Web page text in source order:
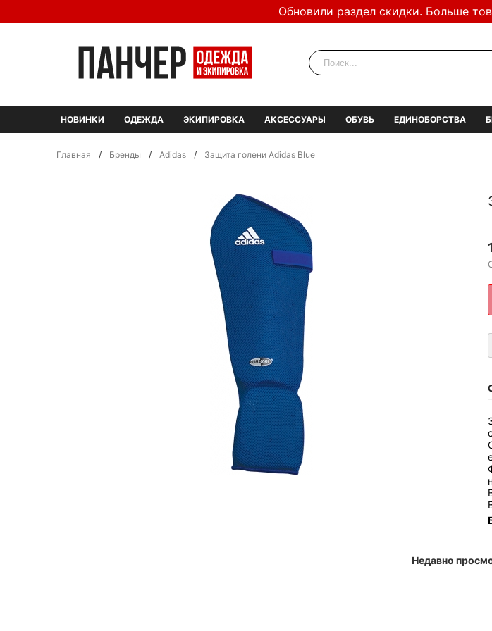
Обновили раздел скидки. Больше
НОВИНКИ ОДЕЖДА ЭКИПИРОВКА АКСЕССУАРЫ ОБУВЬ ЕДИНОБОРСТВА
Главная / Бренды / Adidas / Защита голени Adidas Blue
Недавно